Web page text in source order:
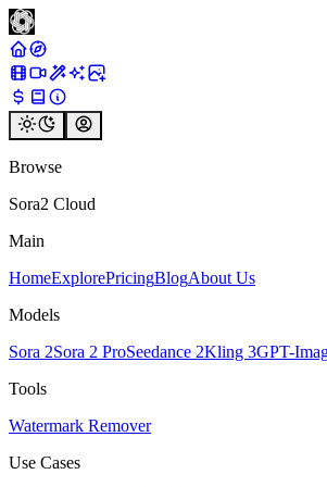
Browse
Sora2 Cloud
Main
HomeExplorePricingBlogAbout Us
Models
Sora 2Sora 2 ProSeedance 2Kling 3GPT-
Tools
Watermark Remover
Use Cases